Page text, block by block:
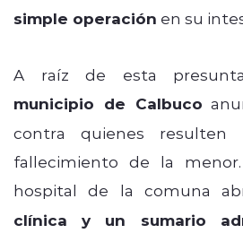
simple operación en su
A raíz de esta
municipio de Calbuco
contra quienes resulten
fallecimiento de la
hospital de la comuna
clínica y un sumario